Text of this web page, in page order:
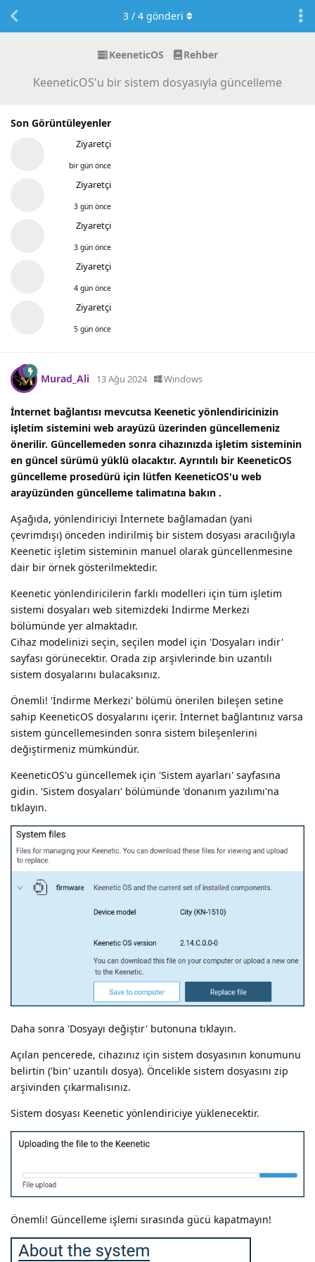
KeeneticOS Rehber
KeeneticOS'u bir sistem dosyasıyla güncelleme
Son Görüntüleyenler
Ziyaretçi
bir gün önce
Ziyaretçi
3 gün önce
Ziyaretçi
3 gün önce
Ziyaretçi
4 gün önce
Ziyaretçi
5 gün önce
3/ 4gönderi
Murad_Ali 13 Ağu 2024 Windows
İnternet bağlantısı mevcutsa Keenetic yönlendiricinizin
işletim sistemini web arayüzü üzerinden güncellemeniz
önerilir. Güncellemeden sonra cihazınızda işletim sisteminin
en güncel sürümü yüklü olacaktır. Ayrıntılı bir KeeneticOS
güncelleme prosedürü için lütfen KeeneticOS'u web
arayüzünden güncelleme talimatına bakın .
Aşağıda, yönlendiriciyi İnternete bağlamadan (yani
çevrimdışı) önceden indirilmiş bir sistem dosyası aracılığıyla
Keenetic işletim sisteminin manuel olarak güncellenmesine
dair bir örnek gösterilmektedir.
Keenetic yönlendiricilerin farklı modelleri için tüm işletim
sistemi dosyaları web sitemizdeki İndirme Merkezi
bölümünde yer almaktadır.
Cihaz modelinizi seçin, seçilen model için 'Dosyaları indir'
sayfası görünecektir. Orada zip arşivlerinde bin uzantılı
sistem dosyalarını bulacaksınız.
Önemli! 'İndirme Merkezi' bölümü önerilen bileşen setine
sahip KeeneticOS dosyalarını içerir. İnternet bağlantınız varsa
sistem güncellemesinden sonra sistem bileşenlerini
değiştirmeniz mümkündür.
KeeneticOS'u güncellemek için 'Sistem ayarları' sayfasına
gidin. 'Sistem dosyaları' bölümünde 'donanım yazılımı'na
tıklayın.
Daha sonra 'Dosyayı değiştir' butonuna tıklayın.
Açılan pencerede, cihazınız için sistem dosyasının konumunu
belirtin ('bin' uzantılı dosya). Öncelikle sistem dosyasını zip
arşivinden çıkarmalısınız.
Sistem dosyası Keenetic yönlendiriciye yüklenecektir.
Önemli! Güncelleme işlemi sırasında gücü kapatmayın!